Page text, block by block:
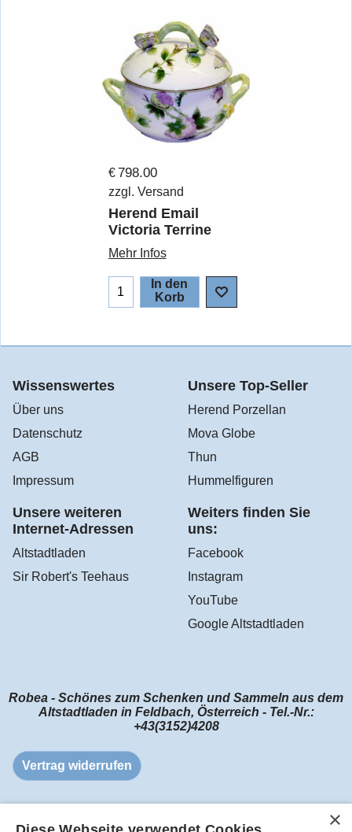
€798.00
zzgl. Versand
Herend Email
Victoria Terrine
Mehr Infos
In den
Korb
Wissenswertes
Über uns
Datenschutz
AGB
Impressum
Unsere Top-Seller
Herend Porzellan
Mova Globe
Thun
Hummelfiguren
Unsere weiteren
Internet-Adressen
Altstadtladen
Sir Robert's Teehaus
Weiters finden Sie
uns:
Facebook
Instagram
YouTube
Google Altstadtladen
Robea - Schönes zum Schenken und Sammeln aus dem
Altstadtladen in Feldbach, Österreich - Tel.-Nr.:
+43(3152)4208
Vertrag widerrufen
WebShop erstellt mit